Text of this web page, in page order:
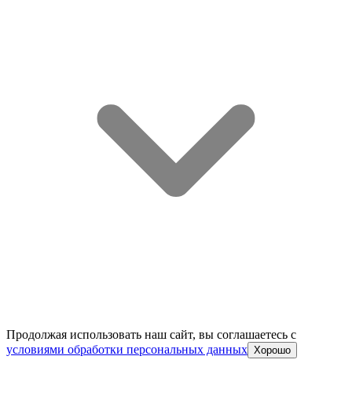
Продолжая использовать наш сайт, вы соглашаетесь c
условиями обработки персональных данных Хорошо